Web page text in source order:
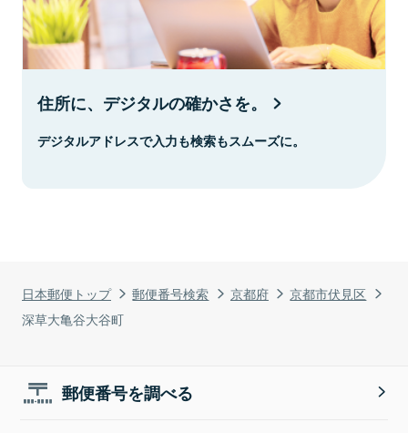
日本郵便トップ 郵便番号検索 京都府
京都市伏見区
深草大亀谷大谷町
住所に、デジタルの確かさを。
デジタルアドレスで入力も検索もスムーズに。
郵便番号を調べる